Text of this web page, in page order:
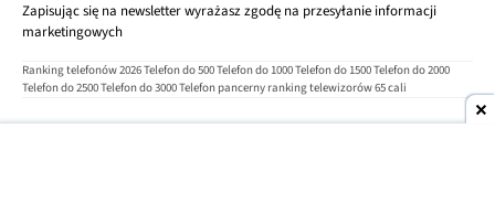
Zapisując się na newsletter wyrażasz zgodę na przesyłanie informacji
marketingowych
Ranking telefonów 2026Telefon do 500Telefon do 1000Telefon do 1500Telefon do 2000
Telefon do 2500Telefon do 3000Telefon pancerny ranking telewizorów 65 cali